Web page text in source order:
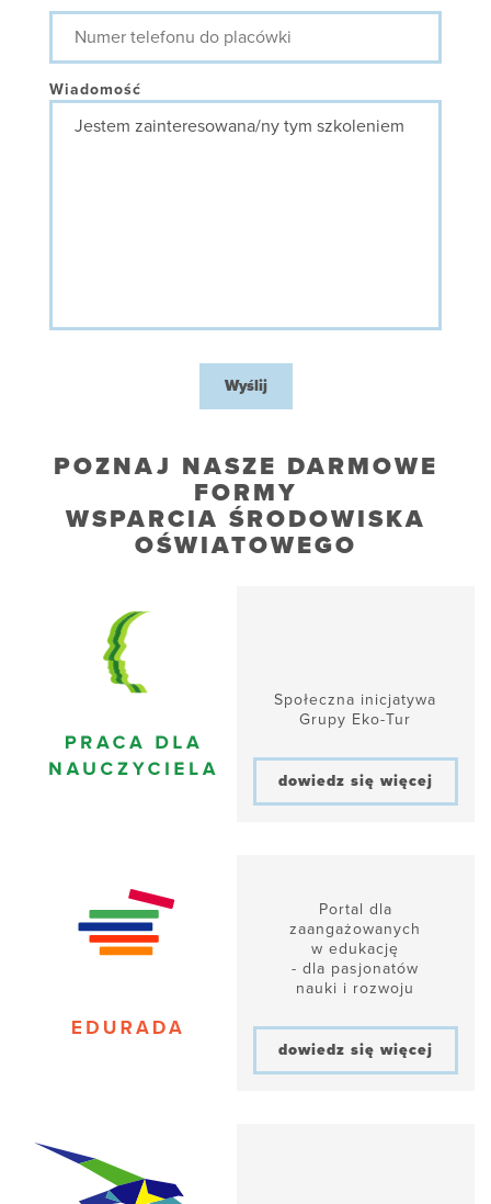
Numer
telefonu
do
Wiadomość
Wyślij
POZNAJ NASZE DARMOWE
FORMY
WSPARCIA ŚRODOWISKA
OŚWIATOWEGO
Społeczna inicjatywa
Grupy Eko-Tur
dowiedz się więcej
Portal dla
zaangażowanych
w edukację
- dla pasjonatów
nauki i rozwoju
dowiedz się więcej